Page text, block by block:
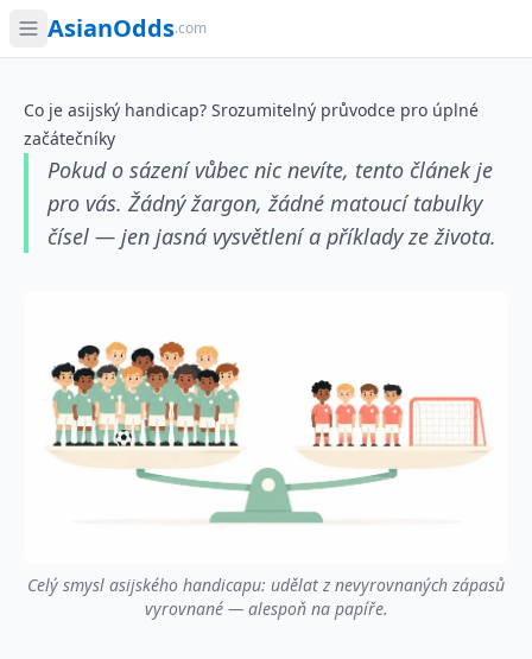
AsianOdds.com
Co je asijský handicap? Srozumitelný průvodce pro úplné
začátečníky
Pokud o sázení vůbec nic nevíte, tento článek je
pro vás. Žádný žargon, žádné matoucí tabulky
čísel — jen jasná vysvětlení a příklady ze života.
Celý smysl asijského handicapu: udělat z nevyrovnaných zápasů
vyrovnané — alespoň na papíře.